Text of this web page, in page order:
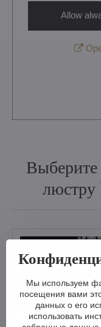
Allow
Мы используем
посещения вами
данных о его
использовать